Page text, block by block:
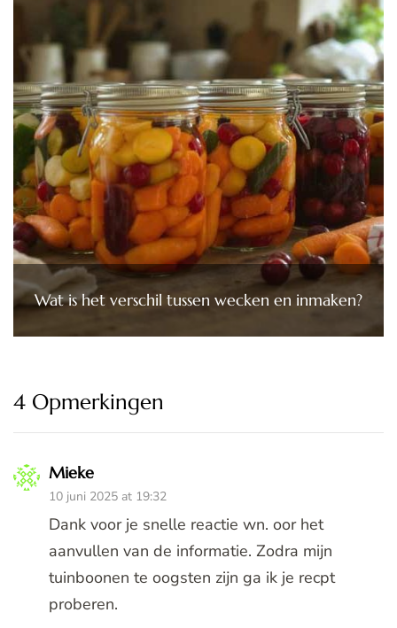
Wat is het verschil tussen wecken en inmaken?
4 Opmerkingen
Mieke
10 juni 2025 at 19:32
Dank voor je snelle reactie wn. oor het
aanvullen van de informatie. Zodra mijn
tuinboonen te oogsten zijn ga ik je recpt
proberen.